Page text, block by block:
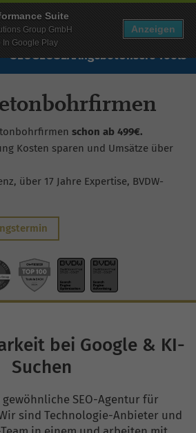
Über uns Free Account
SEOGEOSEAAngebotUnsere Tools
schon ab 499€.
Kosten sparen und Umsätze über
über 17 Jahre Expertise, BVDW-
bei Google & KI-
Suchen
SEO-Agentur für
sind Technologie-Anbieter und
Suite
Group GmbH
In Google Play
Anzeigen